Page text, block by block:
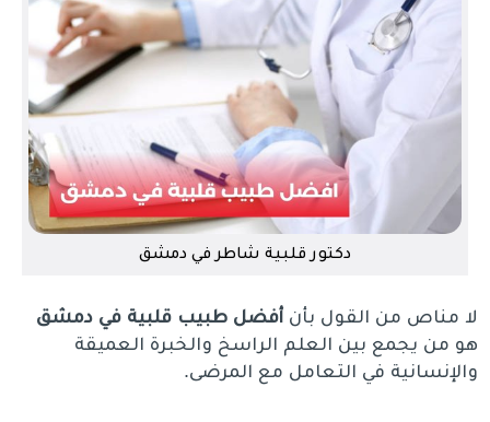
دكتور قلبية شاطر في دمشق
لا مناص من القول بأنأفضل طبيب قلبية في دمشق
هو من يجمع بين العلم الراسخ والخبرة العميقة
والإنسانية في التعامل مع المرضى.